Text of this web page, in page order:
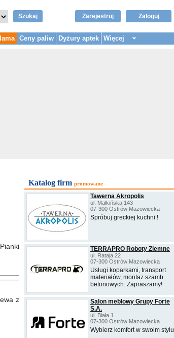
Szukaj Zaloguj
Zarejestruj
Ceny paliw Dyżury aptek Więcej
z
Katalog firm promowane
Tawerna Akropolis
ul. Małkińska 143
07-300 Ostrów Mazowiecka
Spróbuj greckiej kuchni !
TERRAPRO Roboty Ziemne
ul. Rataja 22
07-300 Ostrów Mazowiecka
Usługi koparkami, transport
materiałów, montaż szamb
betonowych. Zapraszamy!
Salon meblowy Grupy Forte
S.A.
ul. Biała 1
07-300 Ostrów Mazowiecka
Wybierz komfort w swoim stylu